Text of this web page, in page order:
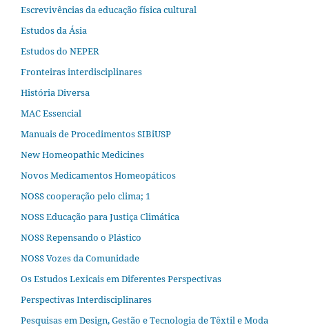
Escrevivências da educação física cultural
Estudos da Ásia​
Estudos do NEPER
Fronteiras interdisciplinares
História Diversa
MAC Essencial
Manuais de Procedimentos SIBiUSP
New Homeopathic Medicines
Novos Medicamentos Homeopáticos
NOSS cooperação pelo clima; 1
NOSS Educação para Justiça Climática
NOSS Repensando o Plástico
NOSS Vozes da Comunidade
Os Estudos Lexicais em Diferentes Perspectivas
Perspectivas Interdisciplinares
Pesquisas em Design, Gestão e Tecnologia de Têxtil e Moda